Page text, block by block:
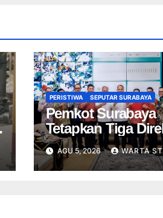
PERISTIWA SEPUTAR SURABAYA
Pemkot Surabaya
Tetapkan Tiga
Baru PDAM Surya
Sembada, Fokus
Perkuat Layanan
AGU 5, 2026 WARTA